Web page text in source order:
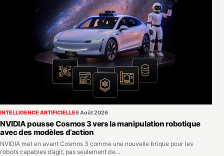
INTELLIGENCE ARTIFICIELLE6 Août 2026
NVIDIA pousse Cosmos 3 vers la manipulation robotique
avec des modèles d’action
NVIDIA met en avant Cosmos 3 comme une nouvelle brique pour les
robots capables d’agir, pas seulement de…